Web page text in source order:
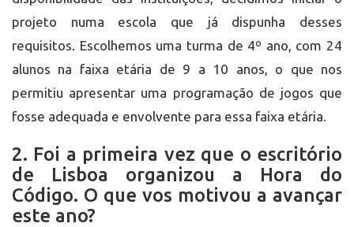
projeto numa escola que já dispunha desses
requisitos. Escolhemos uma turma de 4º ano, com 24
alunos na faixa etária de 9 a 10 anos, o que nos
permitiu apresentar uma programação de jogos que
fosse adequada e envolvente para essa faixa etária.
2. Foi a primeira vez que o escritório
de Lisboa organizou a Hora do
Código. O que vos motivou a avançar
este ano?